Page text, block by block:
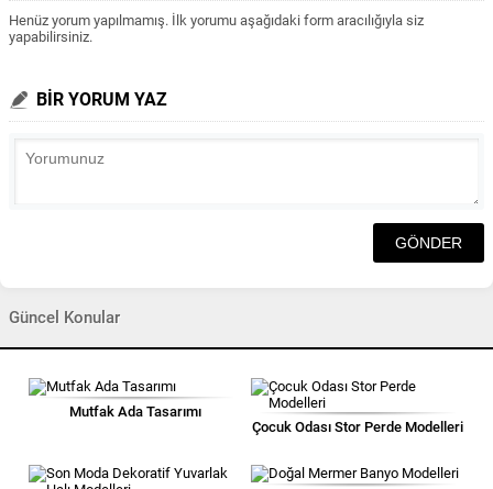
Henüz yorum yapılmamış. İlk yorumu aşağıdaki form aracılığıyla siz
yapabilirsiniz.
BİR YORUM YAZ
Güncel Konular
Mutfak Ada Tasarımı
Çocuk Odası Stor Perde Modelleri